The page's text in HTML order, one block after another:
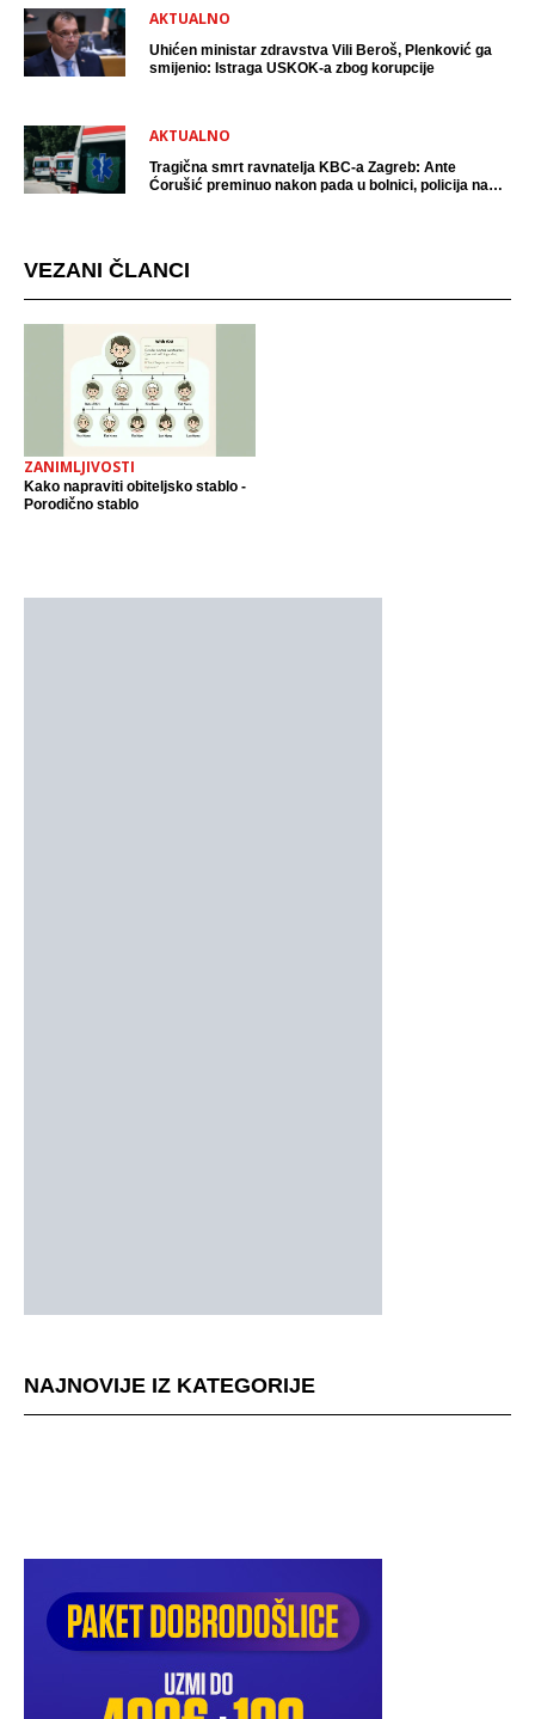
AKTUALNO
Uhićen ministar zdravstva Vili Beroš, Plenković ga
smijenio: Istraga USKOK-a zbog korupcije
AKTUALNO
Tragična smrt ravnatelja KBC-a Zagreb: Ante
Ćorušić preminuo nakon pada u bolnici, policija na
VEZANI ČLANCI
ZANIMLJIVOSTI
Kako napraviti obiteljsko stablo -
Porodično stablo
NAJNOVIJE IZ KATEGORIJE